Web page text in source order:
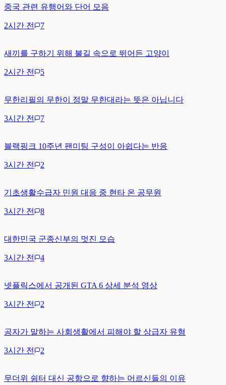
중국 관련 유행어와 단어 모음
2시간 전 7
새끼를 구하기 위해 불길 속으로 뛰어든 고양이
2시간 전 5
무한리필의 무한이 정말 무한대라는 뜻은 아닙니다
3시간 전 7
블랙핑크 10주년 팬미팅 구성이 아쉽다는 반응
3시간 전 2
기초생활수급자 민원 대응 중 현타 온 공무원
3시간 전 8
대한민국 군종신부의 멋진 모습
3시간 전 4
넷플릭스에서 공개된 GTA 6 상세 분석 영상
3시간 전 2
공자가 말하는 사회생활에서 피해야 할 상급자 유형
3시간 전 2
무더위 쉼터 대신 공항으로 향하는 어르신들의 이유